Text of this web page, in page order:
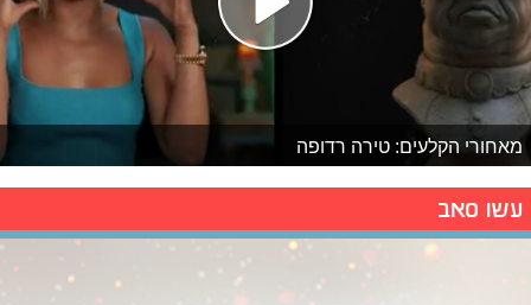
מאחורי הקלעים: טירה רדופה
עשו סאב